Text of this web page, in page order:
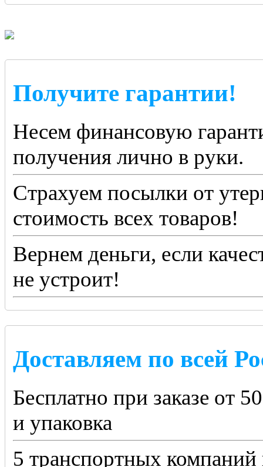
Получите гарантии!
Несем финансовую
получения лично в руки.
Страхуем посылки от
стоимость всех товаров!
Вернем деньги, если
не устроит!
Доставляем по всей
Бесплатно при заказе от
и упаковка
5 транспортных